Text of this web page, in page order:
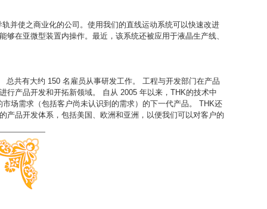
并使之商业化的公司。使用我们的直线运动系统可以快速改进
在亚微型装置内操作。最近，该系统还被应用于液晶生产线、
共有大约 150 名雇员从事研发工作。 工程与开发部门在产品
行产品开发和开拓新领域。 自从 2005 年以来，THK的技术中
市场需求（包括客户尚未认识到的需求）的下一代产品。 THK还
产品开发体系，包括美国、欧洲和亚洲，以便我们可以对客户的